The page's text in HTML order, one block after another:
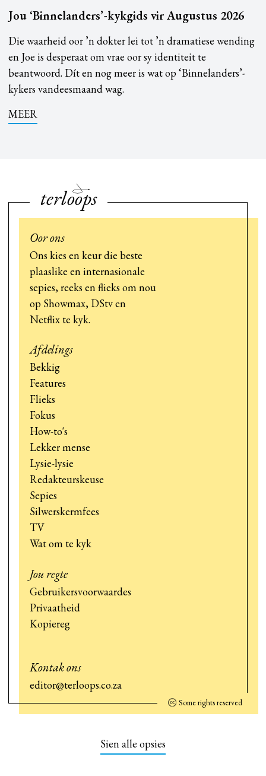
Jou ‘Binnelanders’-kykgids vir Augustus 2026
Die waarheid oor ’n dokter lei tot ’n dramatiese wending
en Joe is desperaat om vrae oor sy identiteit te
beantwoord. Dít en nog meer is wat op ‘Binnelanders’-
kykers vandeesmaand wag.
MEER
Oor ons
Ons kies en keur die beste
plaaslike en internasionale
sepies, reeks en flieks om nou
op Showmax, DStv en
Netflix te kyk.
Afdelings
Bekkig
Features
Flieks
Fokus
How-to's
Lekker mense
Lysie-lysie
Redakteurskeuse
Sepies
Silwerskermfees
TV
Wat om te kyk
Jou regte
Gebruikersvoorwaardes
Privaatheid
Kopiereg
Kontak ons
editor@terloops.co.za
terloops
Some rights reserved
Sien alle opsies